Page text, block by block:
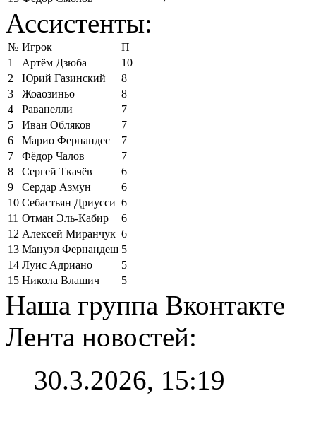
Ассистенты:
№ Игрок
П
1
Артём Дзюба
10
2
Юрий Газинский
8
3
Жоаозиньо
8
4
Раванелли
7
5
Иван Обляков
7
6
Марио Фернандес
7
7
Фёдор Чалов
7
8
Сергей Ткачёв
6
9
Сердар Азмун
6
10 Себастьян Дриусси 6
11 Отман Эль-Кабир
6
12 Алексей Миранчук 6
13 Мануэл Фернандеш 5
14 Луис Адриано
5
15 Никола Влашич 5
Наша группа Вконтакте
Лента новостей:
30.3.2026, 15:19